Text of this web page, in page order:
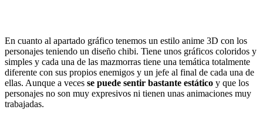
En cuanto al apartado gráfico tenemos un estilo anime 3D con los
personajes teniendo un diseño chibi. Tiene unos gráficos coloridos y
simples y cada una de las mazmorras tiene una temática totalmente
diferente con sus propios enemigos y un jefe al final de cada una de
ellas. Aunque a veces se puede sentir bastante estático y que los
personajes no son muy expresivos ni tienen unas animaciones muy
trabajadas.